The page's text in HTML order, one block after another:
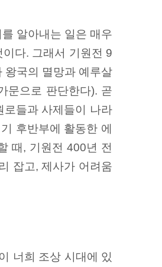
알아내는 일은 매우
다. 그래서 기원전 9
왕국의 멸망과 예루살
문으로 판단한다). 곧
로들과 사제들이 나라
후반부에 활동한 에
때, 기원전 400년 전
잡고, 제사가 어려움
너희 조상 시대에 있